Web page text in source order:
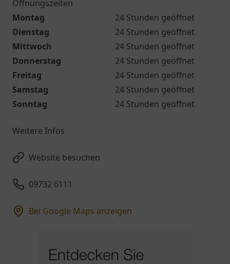
Öffnungszeiten
Montag
24 Stunden geöffnet
Dienstag
24 Stunden geöffnet
Mittwoch
24 Stunden geöffnet
Donnerstag
24 Stunden geöffnet
Freitag
24 Stunden geöffnet
Samstag
24 Stunden geöffnet
Sonntag
24 Stunden geöffnet
Weitere Infos
Website besuchen
09732 6111
Bei Google Maps anzeigen